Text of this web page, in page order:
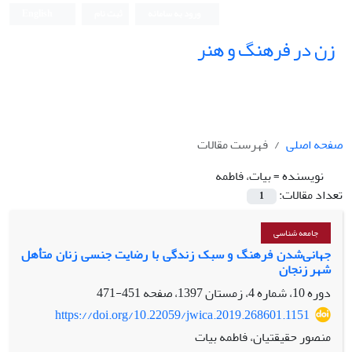
زن در فرهنگ و هنر
صفحه اصلی
فهرست مقالات
نویسنده =بیات، فاطمه
تعداد مقالات:
1
جامعه شناسی
جهانی‌شدن فرهنگ و سبک زندگی با رضایت جنسی زنان متأهل
شهر زنجان
دوره 10، شماره 4، زمستان 1397، صفحه
451-471
https://doi.org/10.22059/jwica.2019.268601.1151
منصور حقیقتیان، فاطمه بیات